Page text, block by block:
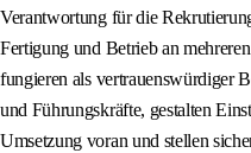
Verantwortung für die
Fertigung und Betrieb an
fungieren als vertrauenswürdiger
und Führungskräfte, gestalten
Umsetzung voran und stellen